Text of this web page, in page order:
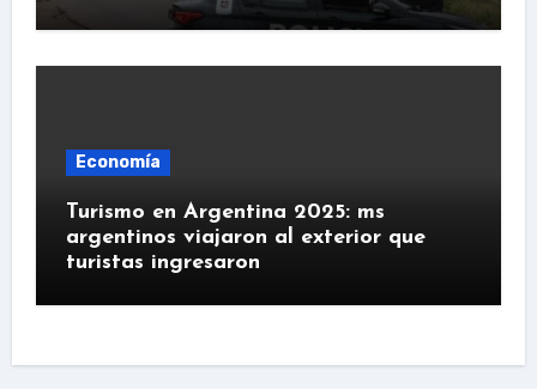
Economía
Turismo en Argentina 2025: ms
argentinos viajaron al exterior que
turistas ingresaron